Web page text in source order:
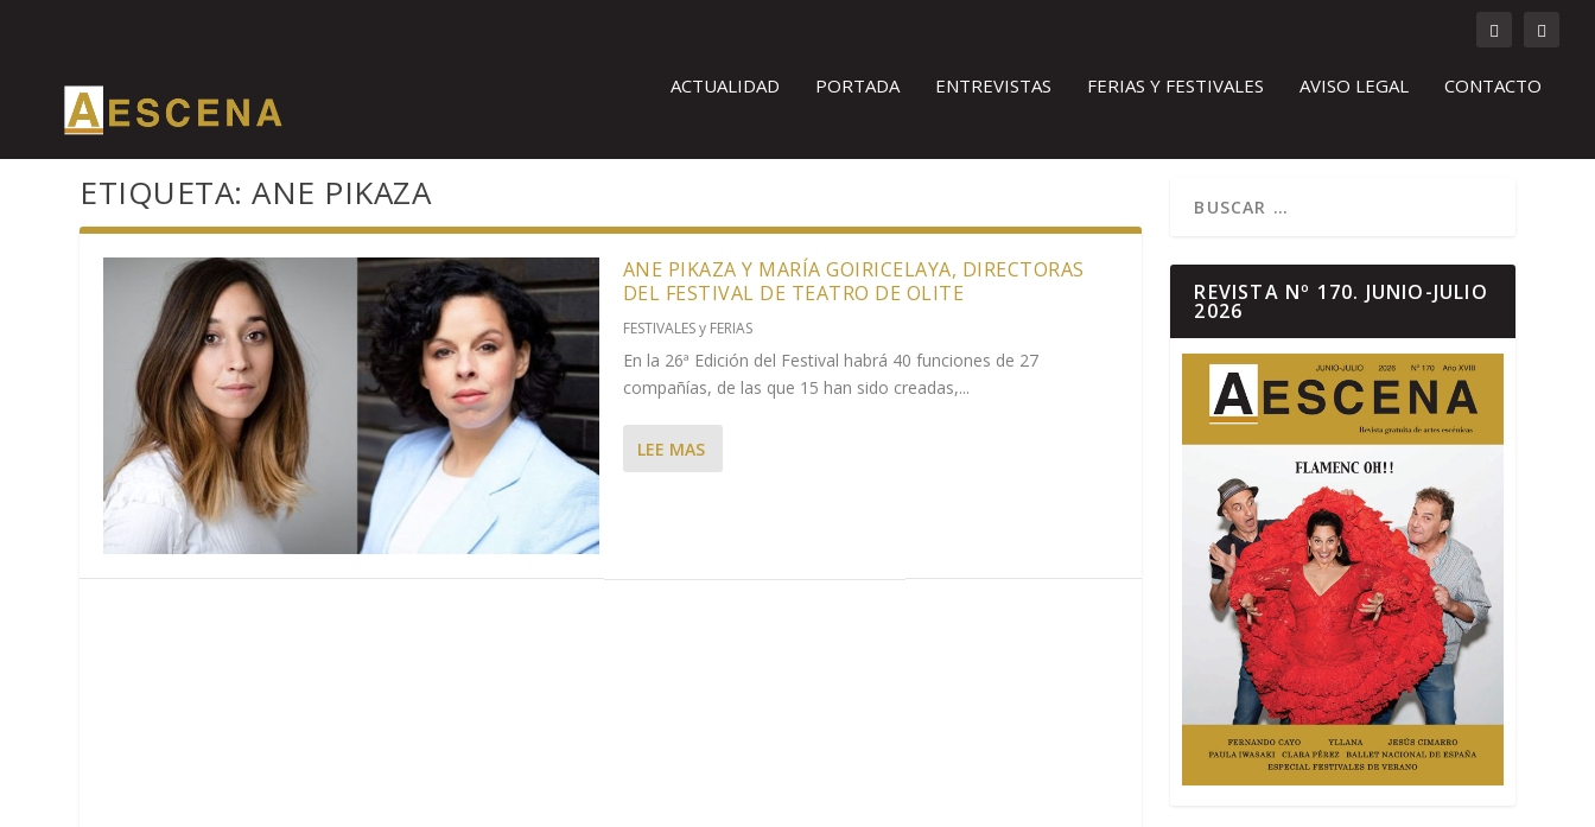
ACTUALIDAD PORTADA ENTREVISTAS FERIAS Y FESTIVALES AVISO LEGAL CONTACTO
ETIQUETA:ANE PIKAZA
ANE PIKAZA Y MARÍA GOIRICELAYA, DIRECTORAS
DEL FESTIVAL DE TEATRO DE OLITE
FESTIVALES y FERIAS
En la 26ª Edición del Festival habrá 40 funciones de 27
compañías, de las que 15 han sido creadas,...
LEE MAS
REVISTA Nº 170. JUNIO-JULIO
2026